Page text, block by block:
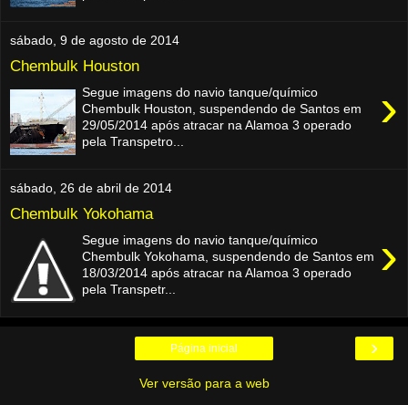
sábado, 9 de agosto de 2014
Chembulk Houston
›
Segue imagens do navio tanque/químico
Chembulk Houston, suspendendo de Santos em
29/05/2014 após atracar na Alamoa 3 operado
pela Transpetro...
sábado, 26 de abril de 2014
Chembulk Yokohama
›
Segue imagens do navio tanque/químico
Chembulk Yokohama, suspendendo de Santos em
18/03/2014 após atracar na Alamoa 3 operado
pela Transpetr...
›
Página inicial
Ver versão para a web